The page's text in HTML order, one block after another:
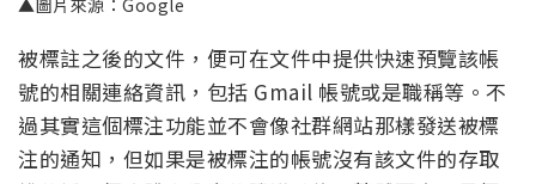
被標註之後的文件，便可在文件中提供快速預覽該帳
號的相關連絡資訊，包括 Gmail 帳號或是職稱等。不
過其實這個標注功能並不會像社群網站那樣發送被標
注的通知，但如果是被標注的帳號沒有該文件的存取